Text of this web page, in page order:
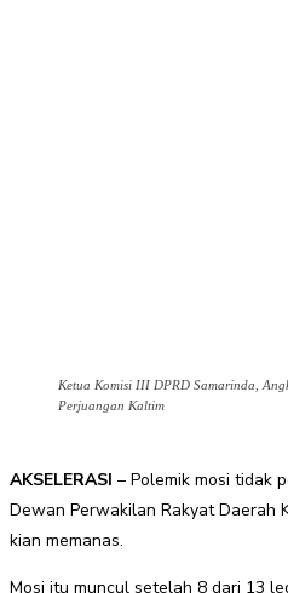
Ketua Komisi III DPRD Samarinda,
Perjuangan Kaltim
AKSELERASI – Polemik mosi tidak
Dewan Perwakilan Rakyat Daerah
kian memanas.
Mosi itu muncul setelah 8 dari 13